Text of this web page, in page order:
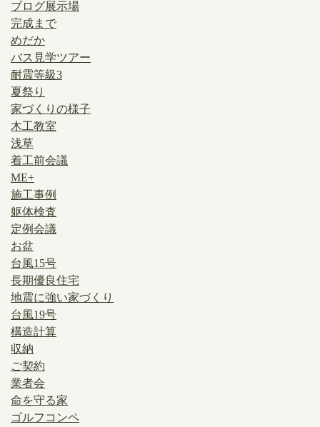
ブログ展示場
完成まで
めだか
バス見学ツアー
耐震等級3
夏祭り
家づくりの様子
木工教室
浅草
着工前会議
ME+
施工事例
躯体検査
定例会議
お盆
台風15号
長期優良住宅
地震に強い家づくり
台風19号
構造計算
収納
ご契約
業者会
命を守る家
ゴルフコンペ